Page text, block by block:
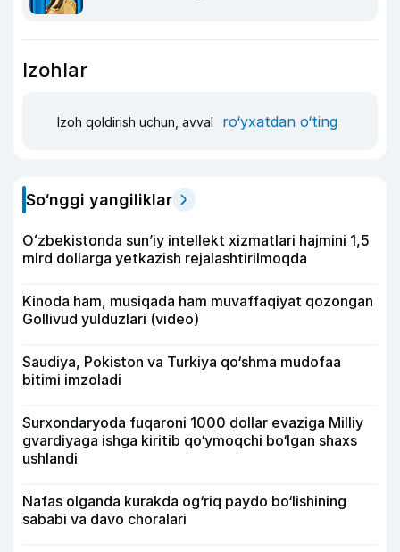
Izohlar
Izoh qoldirish uchun, avval ro‘yxatdan o‘ting
So‘nggi yangiliklar
Oʻzbekistonda sunʼiy intellekt xizmatlari hajmini 1,5
mlrd dollarga yetkazish rejalashtirilmoqda
Kinoda ham, musiqada ham muvaffaqiyat qozongan
Gollivud yulduzlari (video)
Saudiya, Pokiston va Turkiya qo‘shma mudofaa
bitimi imzoladi
Surxondaryoda fuqaroni 1000 dollar evaziga Milliy
gvardiyaga ishga kiritib qo‘ymoqchi bo‘lgan shaxs
ushlandi
Nafas olganda kurakda og‘riq paydo bo‘lishining
sababi va davo choralari